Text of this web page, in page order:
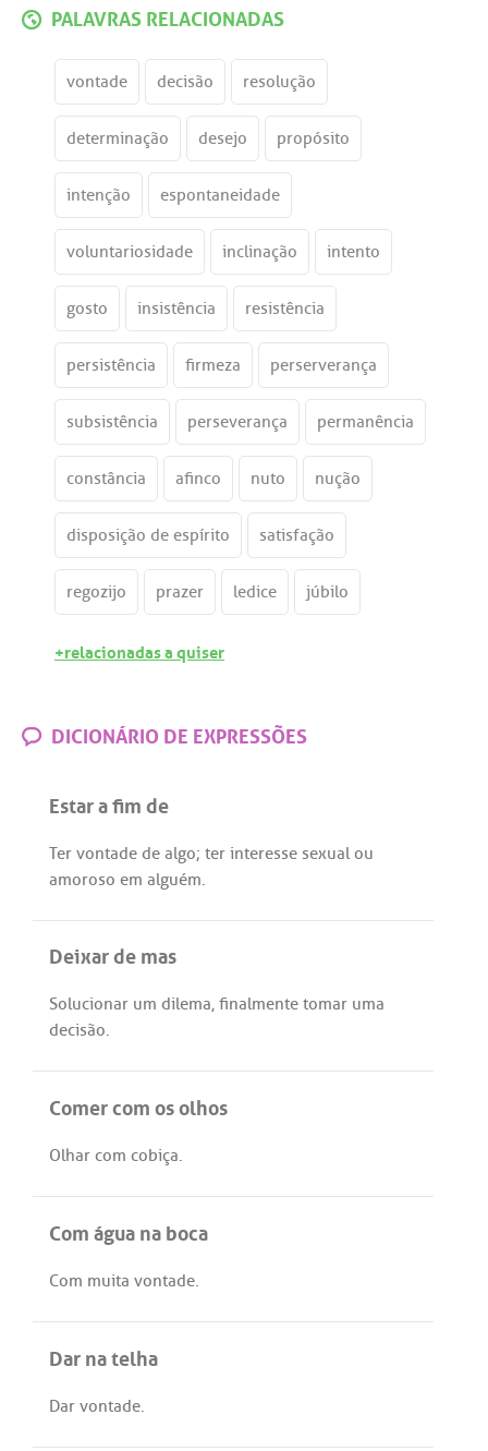
PALAVRAS RELACIONADAS
vontade decisão resolução
determinação desejo propósito
intenção espontaneidade
voluntariosidade inclinação intento
gosto insistência resistência
persistência firmeza perserverança
subsistência perseverança permanência
constância afinco nuto nução
disposição de espírito satisfação
regozijo prazer ledice júbilo
+relacionadas a quiser
DICIONÁRIO DE EXPRESSÕES
Estar a fim de
Ter vontade de algo; ter interesse sexual ou
amoroso em alguém.
Deixar de mas
Solucionar um dilema, finalmente tomar uma
decisão.
Comer com os olhos
Olhar com cobiça.
Com água na boca
Com muita vontade.
Dar na telha
Dar vontade.